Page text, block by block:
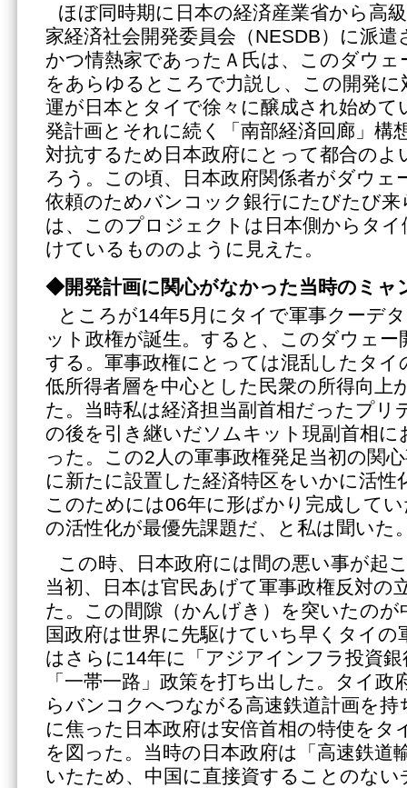
ほぼ同時期に日本の経済産業省から高
家経済社会開発委員会（NESDB）に派
かつ情熱家であったＡ氏は、このダウェ
をあらゆるところで力説し、この開発
運が日本とタイで徐々に醸成され始めて
発計画とそれに続く「南部経済回廊」構
対抗するため日本政府にとって都合の
ろう。この頃、日本政府関係者がダウェ
依頼のためバンコック銀行にたびたび
は、このプロジェクトは日本側からタ
けているもののように見えた。
◆開発計画に関心がなかった当時のミャ
ところが14年5月にタイで軍事クーデ
ット政権が誕生。すると、このダウェー
する。軍事政権にとっては混乱したタイ
低所得者層を中心とした民衆の所得向上
た。当時私は経済担当副首相だったプリ
の後を引き継いだソムキット現副首相
った。この2人の軍事政権発足当初の関
に新たに設置した経済特区をいかに活性
このためには06年に形ばかり完成して
の活性化が最優先課題だ、と私は聞いた
この時、日本政府には間の悪い事が起
当初、日本は官民あげて軍事政権反対の
た。この間隙（かんげき）を突いたのが
国政府は世界に先駆けていち早くタイの
はさらに14年に「アジアインフラ投資
「一帯一路」政策を打ち出した。タイ
らバンコクへつながる高速鉄道計画を
に焦った日本政府は安倍首相の特使をタ
を図った。当時の日本政府は「高速鉄道
いたため、中国に直接資することのな